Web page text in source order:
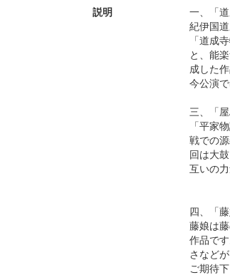
説明
一、「道
紀伊国
「道成
と、能
成した
今公演
三、「屋
「平家
戦での
回は大
互いの
四、「藤
藤娘は
作品で
さなど
ご期待下